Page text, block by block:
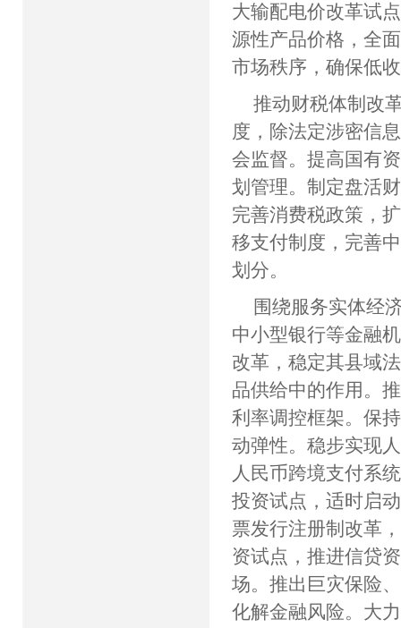
大输配电价改革试
源性产品价格，全
市场秩序，确保低
推动财税体制改
度，除法定涉密信
会监督。提高国有
划管理。制定盘活
完善消费税政策，
移支付制度，完善
划分。
围绕服务实体经
中小型银行等金融
改革，稳定其县域
品供给中的作用。
利率调控框架。保
动弹性。稳步实现
人民币跨境支付系
投资试点，适时启
票发行注册制改革
资试点，推进信贷
场。推出巨灾保险
化解金融风险。大